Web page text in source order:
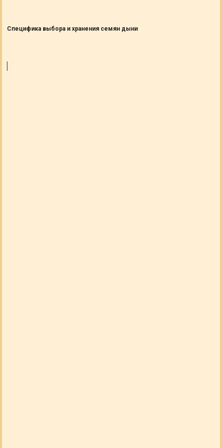
Специфика выбора и хранения семян дыни